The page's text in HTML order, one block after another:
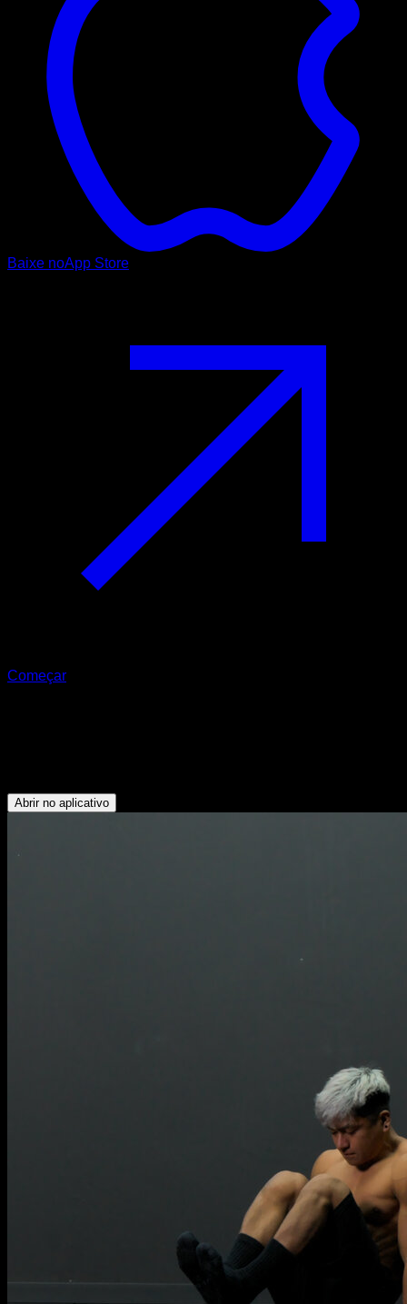
Baixe noApp Store
Começar
Abrir no aplicativo